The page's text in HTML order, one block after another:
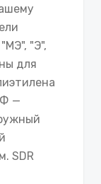
"Э",
для
—
SDR